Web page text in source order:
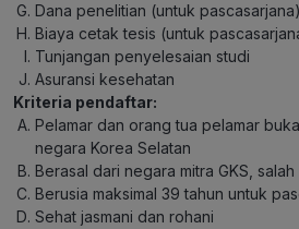
Dana penelitian (untuk pascasarjana)
Biaya cetak tesis (untuk
Tunjangan penyelesaian studi
Asuransi kesehatan
Kriteria pendaftar:
Pelamar dan orang tua pelamar
negara Korea Selatan
Berasal dari negara mitra GKS,
Berusia maksimal 39 tahun untuk
Sehat jasmani dan rohani